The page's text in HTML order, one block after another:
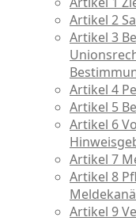
Artikel 2
Artikel 3
Artikel 4
Artikel 5
Artikel 6
Artikel 7
Artikel 8
Artikel 9